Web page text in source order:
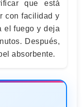
que está
con facilidad y
el fuego y deja
Después,
absorbente.